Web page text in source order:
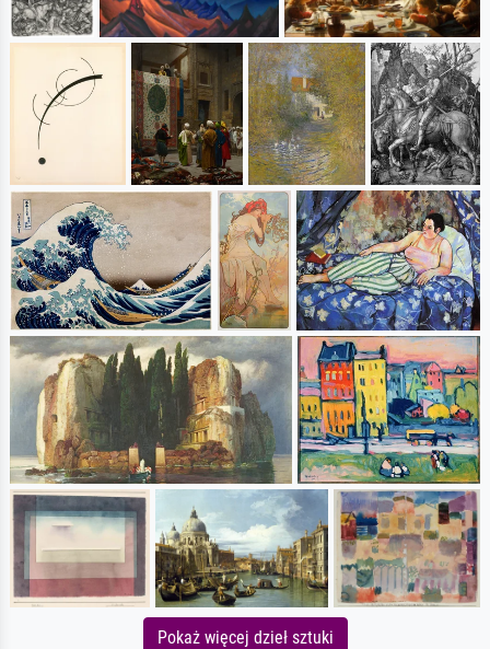
Pokaż więcej dzieł sztuki